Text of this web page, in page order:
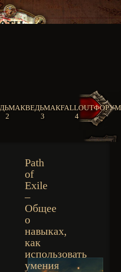
2
ВЕДЬМАК
3
FALLOUT
4
ФОРУМ
Path
of
Exile
–
Общее
о
навыках,
как
использовать
умения